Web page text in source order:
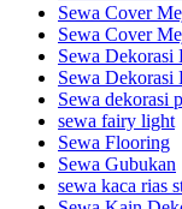
Sewa Cover
Sewa Cover
Sewa Dekorasi
Sewa Dekorasi
Sewa dekorasi
sewa fairy light
Sewa Flooring
Sewa Gubukan
sewa kaca rias